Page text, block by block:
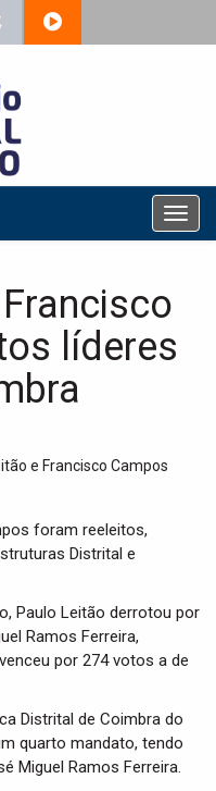
T
o
n
líderes
foram reeleitos,
Distrital e
Paulo Leitão derrotou por
Ramos Ferreira,
por 274 votos a de
Distrital de Coimbra do
quarto mandato, tendo
Miguel Ramos Ferreira.